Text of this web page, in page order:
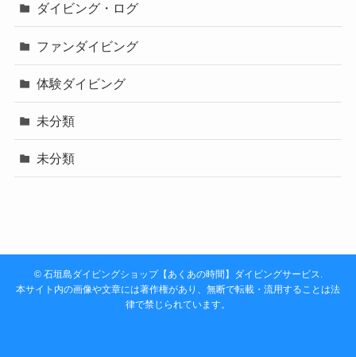
ダイビング・ログ
ファンダイビング
体験ダイビング
未分類
未分類
©石垣島ダイビングショップ【あくあの時間】ダイビングサービス.
本サイト内の画像や文章には著作権があり、無断で転載・流用することは法
律で禁じられています。